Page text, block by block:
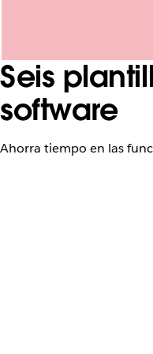
Seis
software
Ahorra tiempo en las